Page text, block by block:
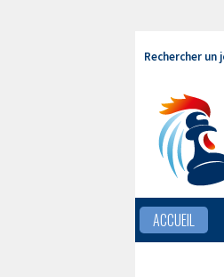
Rechercher un
ACCUEIL